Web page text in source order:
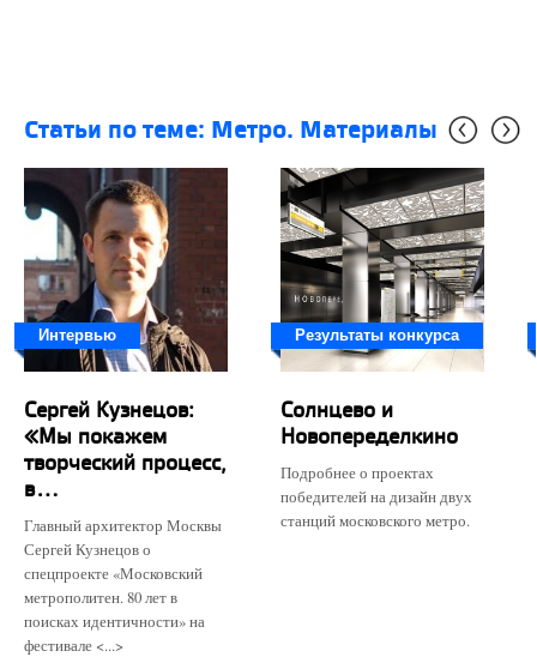
Статьи по теме: Метро. Материалы
Интервью
Сергей Кузнецов:
«Мы покажем
творческий процесс,
в...
Главный архитектор Москвы
Сергей Кузнецов о
спецпроекте «Московский
метрополитен. 80 лет в
поисках идентичности» на
фестивале <...>
Результаты конкурса
Солнцево и
Новопеределкино
Подробнее о проектах
победителей на дизайн двух
станций московского метро.